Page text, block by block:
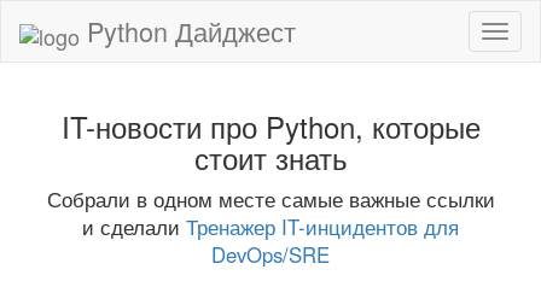
Python Дайджест
IT-новости про Python, которые
стоит знать
Собрали в одном месте самые важные ссылки
и сделали Тренажер IT-инцидентов для
DevOps/SRE